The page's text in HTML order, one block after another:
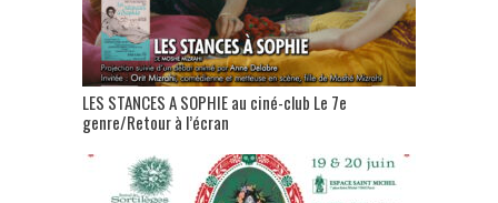
LES STANCES A SOPHIE au ciné-club Le 7e
genre/Retour à l’écran